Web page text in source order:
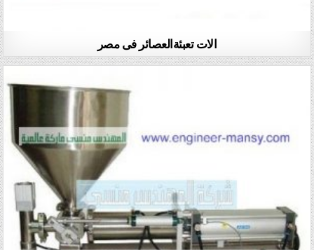
الات تعبئةالعصائر فى مصر